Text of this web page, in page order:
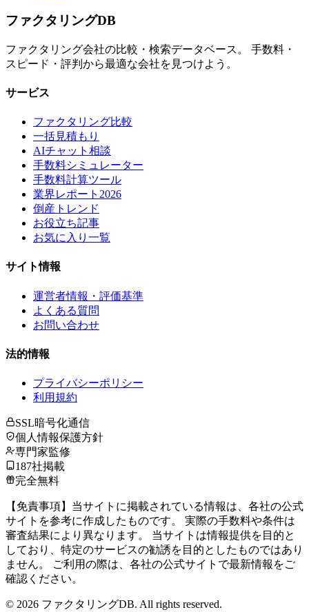
ファクタリングDB
ファクタリング会社の比較・検索データベース。 手数料・
スピード・評判から最適な会社を見つけよう。
サービス
ファクタリング比較
一括見積もり
AIチャット相談
手数料シミュレーター
手数料計算ツール
業界レポート2026
倒産トレンド
お役立ち記事
お気に入り一覧
サイト情報
運営者情報・評価基準
よくある質問
お問い合わせ
法的情報
プライバシーポリシー
利用規約
SSL暗号化通信
個人情報保護方針
専門家監修
187社掲載
完全無料
【免責事項】当サイトに掲載されている情報は、各社の公式
サイトを参考に作成したものです。 実際の手数料や条件は
審査結果により異なります。 当サイトは情報提供を目的と
しており、特定のサービスの勧誘を目的としたものではあり
ません。 ご利用の際は、各社の公式サイトで最新情報をご
確認ください。
© 2026 ファクタリングDB. All rights reserved.